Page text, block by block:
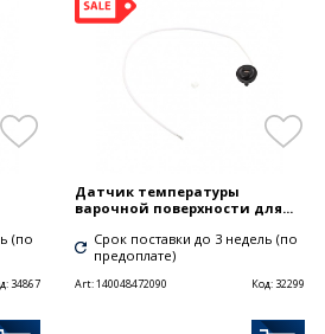
(по
34867
Датчик температуры
варочной поверхности для...
Срок поставки до 3 недель (по
предоплате)
Art:140048472090 Код: 32299